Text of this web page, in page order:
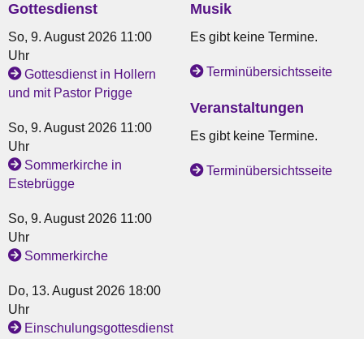
Gottesdienst
So, 9. August 2026 11:00
Uhr
Gottesdienst in Hollern
und mit Pastor Prigge
So, 9. August 2026 11:00
Uhr
Sommerkirche in
Estebrügge
So, 9. August 2026 11:00
Uhr
Sommerkirche
Do, 13. August 2026 18:00
Uhr
Einschulungsgottesdienst
Musik
Es gibt keine Termine.
Terminübersichtsseite
Veranstaltungen
Es gibt keine Termine.
Terminübersichtsseite